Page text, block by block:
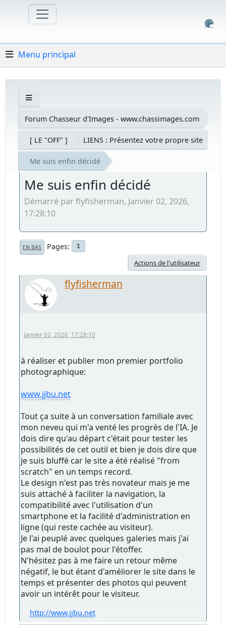
Menu principal
Forum Chasseur d'Images - www.chassimages.com
[ LE "OFF" ] LIENS : Présentez votre propre site
Me suis enfin décidé
Me suis enfin décidé
Démarré par flyfisherman, Janvier 02, 2026,
17:28:10
EN BAS Pages 1
Actions de l'utilisateur
flyfisherman
Janvier 02, 2026, 17:28:10
à réaliser et publier mon premier portfolio
photographique:
www.jjbu.net
Tout ça suite à un conversation familiale avec
mon neveu qui m'a venté les progrès de l'IA. Je
dois dire qu'au départ c'était pour tester les
possibilités de cet outil et bien je dois dire que
je suis bluffé car le site a été réalisé "from
scratch" en un temps record.
Le design n'est pas très novateur mais je me
suis attaché à faciliter la navigation, la
compatibilité avec l'utilisation d'un
smartphone et la facilité d'administration en
ligne (qui reste cachée au visiteur).
Je l'ai peuplé avec quelques galeries mais j'ai
pas mal de boulot pour l'étoffer.
N'hésitez pas à me faire un retour même
négatif, le but étant d'améliorer le site dans le
temps et présenter des photos qui peuvent
avoir un intérêt pour le visiteur.
http://www.jjbu.net